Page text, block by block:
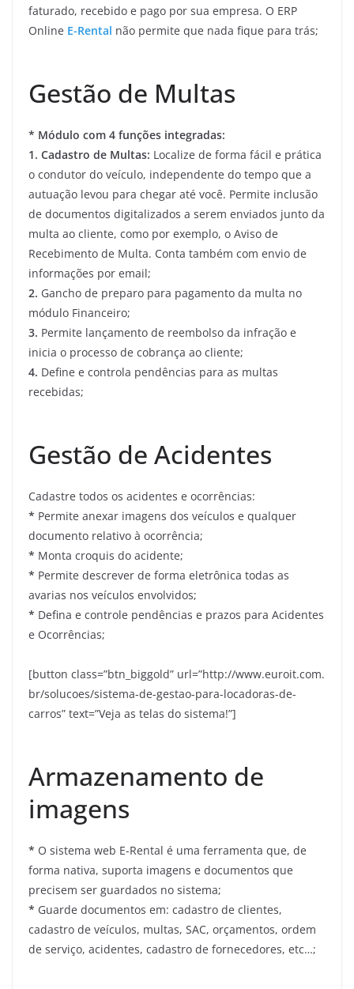
faturado, recebido e pago por sua empresa. O ERP
Online E-Rental não permite que nada fique para trás;
Gestão de Multas
* Módulo com 4 funções integradas:
1. Cadastro de Multas: Localize de forma fácil e prática
o condutor do veículo, independente do tempo que a
autuação levou para chegar até você. Permite inclusão
de documentos digitalizados a serem enviados junto da
multa ao cliente, como por exemplo, o Aviso de
Recebimento de Multa. Conta também com envio de
informações por email;
2. Gancho de preparo para pagamento da multa no
módulo Financeiro;
3. Permite lançamento de reembolso da infração e
inicia o processo de cobrança ao cliente;
4. Define e controla pendências para as multas
recebidas;
Gestão de Acidentes
Cadastre todos os acidentes e ocorrências:
* Permite anexar imagens dos veículos e qualquer
documento relativo à ocorrência;
* Monta croquis do acidente;
* Permite descrever de forma eletrônica todas as
avarias nos veículos envolvidos;
* Defina e controle pendências e prazos para Acidentes
e Ocorrências;
[button class=”btn_biggold” url=”http://www.euroit.com.
br/solucoes/sistema-de-gestao-para-locadoras-de-
carros” text=”Veja as telas do sistema!”]
Armazenamento de
imagens
* O sistema web E-Rental é uma ferramenta que, de
forma nativa, suporta imagens e documentos que
precisem ser guardados no sistema;
* Guarde documentos em: cadastro de clientes,
cadastro de veículos, multas, SAC, orçamentos, ordem
de serviço, acidentes, cadastro de fornecedores, etc…;